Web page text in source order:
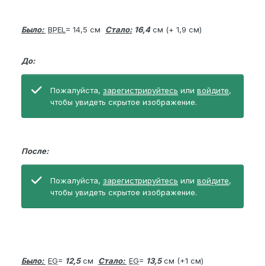
Было: BPEL = 14,5 см Стало: 16,4см (+ 1,9 см)
До:
Пожалуйста, зарегистрируйтесь или войдите,
чтобы увидеть скрытое изображение.
После:
Пожалуйста, зарегистрируйтесь или войдите,
чтобы увидеть скрытое изображение.
Было: EG= 12,5см Стало: EG= 13,5см (+1 см)